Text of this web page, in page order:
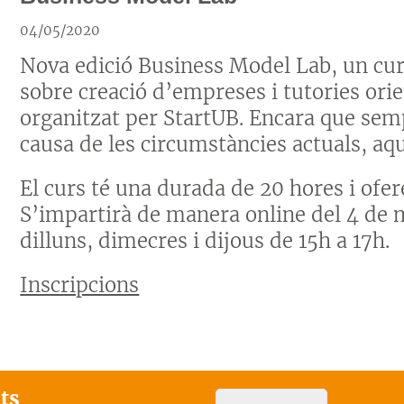
04/05/2020
Nova edició Business Model Lab, un
sobre creació d’empreses i tutories
organitzat per StartUB. Encara que
causa de les circumstàncies actuals,
El curs té una durada de 20 hores i
S’impartirà de manera online del 4 de
dilluns, dimecres i dijous de 15h a 17h.
Inscripcions